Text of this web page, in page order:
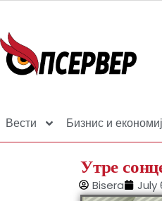
Вести Бизнис и
Утре
Bisera July